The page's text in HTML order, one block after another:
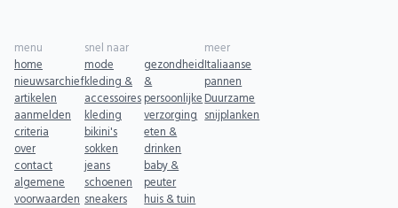
menu
home
nieuwsarchief
artikelen
aanmelden
criteria
over
contact
algemene
voorwaarden
snel naar
mode
kleding &
accessoires
kleding
bikini's
sokken
jeans
schoenen
sneakers
gezondheid
&
persoonlijke
verzorging
eten &
drinken
baby &
peuter
huis & tuin
meer
Italiaanse
pannen
Duurzame
snijplanken